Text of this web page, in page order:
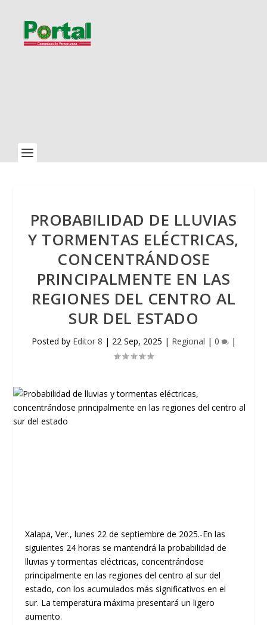
PROBABILIDAD DE LLUVIAS
Y TORMENTAS ELÉCTRICAS,
CONCENTRÁNDOSE
PRINCIPALMENTE EN LAS
REGIONES DEL CENTRO AL
SUR DEL ESTADO
Posted by Editor 8 | 22 Sep, 2025 | Regional | 0 |
Xalapa, Ver., lunes 22 de septiembre de 2025.-En las
siguientes 24 horas se mantendrá la probabilidad de
lluvias y tormentas eléctricas, concentrándose
principalmente en las regiones del centro al sur del
estado, con los acumulados más significativos en el
sur. La temperatura máxima presentará un ligero
aumento.